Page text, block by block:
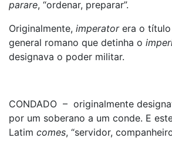
parare, “ordenar, preparar”.
Originalmente, imperatorera o título
general romano que detinha o
designava o poder militar.
CONDADO – originalmente
por um soberano a um conde. E
Latim comes, “servidor,